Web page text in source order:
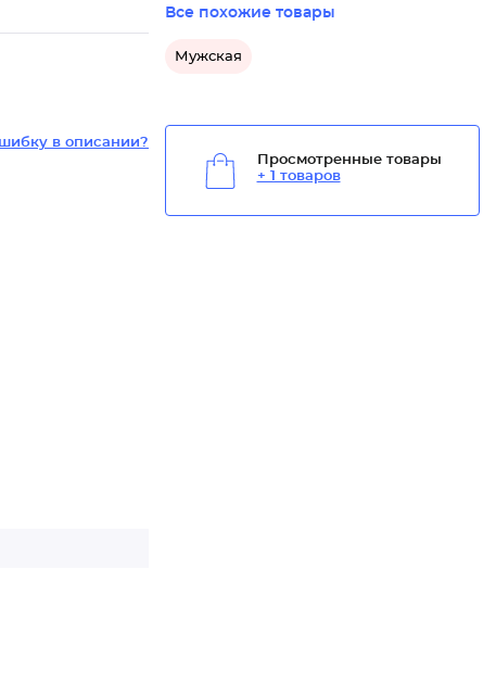
в описании?
Все похожие товары
Мужская
Просмотренные товары
+ 1 товаров